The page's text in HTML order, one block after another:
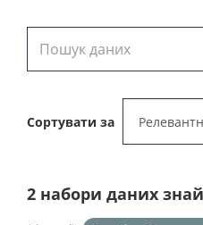
Сортувати за
2 набори даних